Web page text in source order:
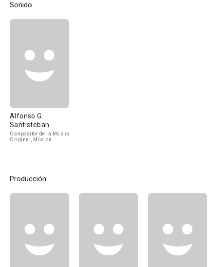
Sonido
Alfonso G.
Santisteban
Compositor de la Música
Original, Música
Producción